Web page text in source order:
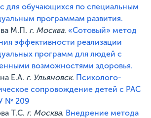
для обучающихся по специальным
программам развития.
М.П. г. Москва. «Сотовый» метод
эффективности реализации
программ для людей с
возможностями здоровья.
Е.А. г. Ульяновск. Психолого-
сопровождение детей с РАС
№ 209
Т.С. г. Москва. Внедрение метода